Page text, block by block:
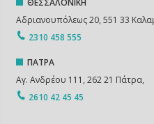
ΘΕΣΣΑΛΟΝΙΚΗ
Αδριανουπόλεως 20, 551 33
2310 458 555
ΠΑΤΡΑ
Αγ. Ανδρέου 111, 262 21 Πάτρα,
2610 42 45 45